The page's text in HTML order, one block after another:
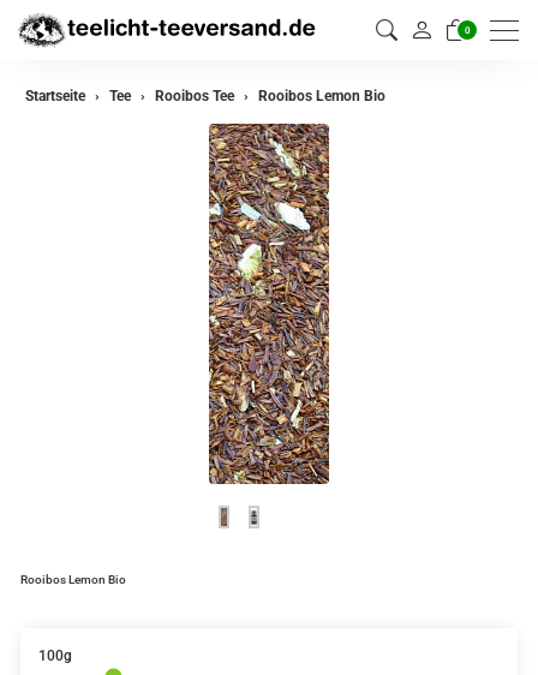
0
zurück
Grüntee aus Ceylon, Darjeeling,
Teemischungen
Startseite Tee Rooibos Tee Rooibos Lemon Bio
Rooibos Lemon Bio
100g